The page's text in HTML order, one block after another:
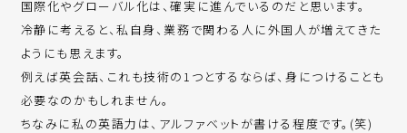
国際化やグローバル化は、確実に進んでいるのだと思います。
冷静に考えると、私自身、業務で関わる人に外国人が増えてきた
ようにも思えます。
例えば英会話、これも技術の1つとするならば、身につけることも
必要なのかもしれません。
ちなみに私の英語力は、アルファベットが書ける程度です。(笑)